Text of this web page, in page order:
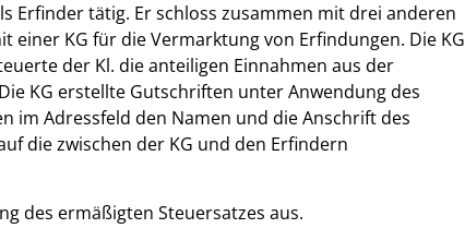
Erfinder tätig. Er schloss zusammen mit drei anderen
einer KG für die Vermarktung von Erfindungen. Die KG
der Kl. die anteiligen Einnahmen aus der
KG erstellte Gutschriften unter Anwendung des
im Adressfeld den Namen und die Anschrift des
die zwischen der KG und den Erfindern
des ermäßigten Steuersatzes aus.